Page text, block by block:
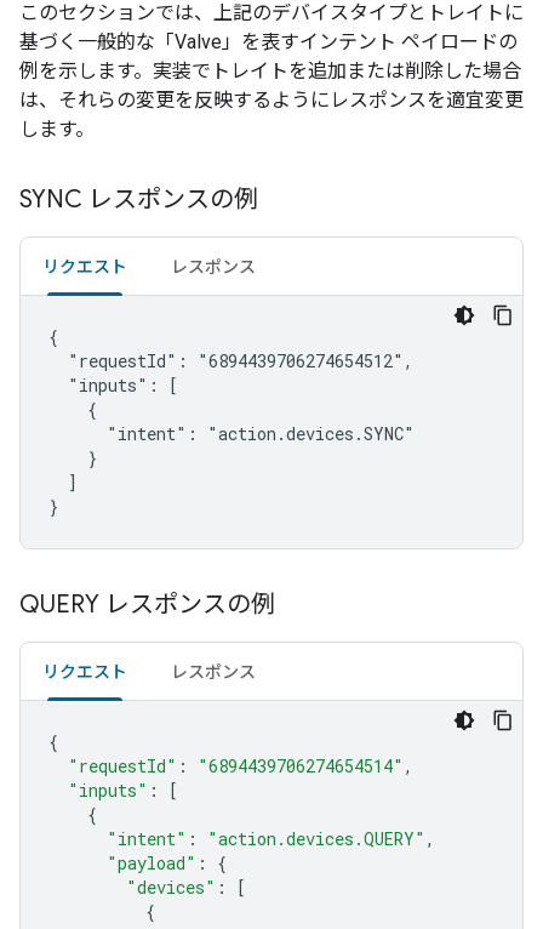
このセクションでは、上記のデバイスタイプとトレイトに
基づく一般的な「Valve」を表すインテント ペイロードの
例を示します。実装でトレイトを追加または削除した場合
は、それらの変更を反映するようにレスポンスを適宜変更
します。
SYNC レスポンスの例
リクエスト レスポンス
{
  "requestId": "6894439706274654512",
  "inputs": [
    {
      "intent": "action.devices.SYNC"
    }
  ]
}
QUERY レスポンスの例
リクエスト レスポンス
{
"requestId" : "6894439706274654514" ,
"inputs" :
[
{
"intent" : "action.devices.QUERY" ,
"payload" :
{
"devices" :
[
{